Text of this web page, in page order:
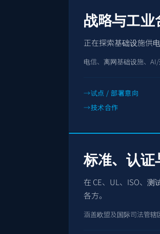
战略与工业
正在探索基础设施供
电信、离网基础设施、
试点 / 部署意向
技术合作
标准、认证
在 CE、UL、ISO、
各方。
涵盖欧盟及国际司法管辖